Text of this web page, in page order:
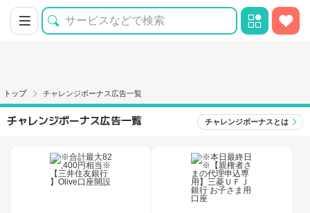
トップ チャレンジボーナス広告一覧
チャレンジボーナス広告一覧 チャレンジボーナスとは